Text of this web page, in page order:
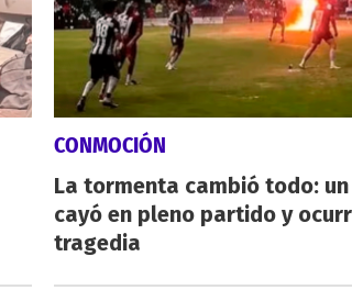
CONMOCIÓN
La tormenta cambió todo:
cayó en pleno partido y
tragedia